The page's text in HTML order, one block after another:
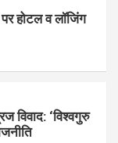
होटल व लॉजिंग
विवाद: ‘विश्वगुरु